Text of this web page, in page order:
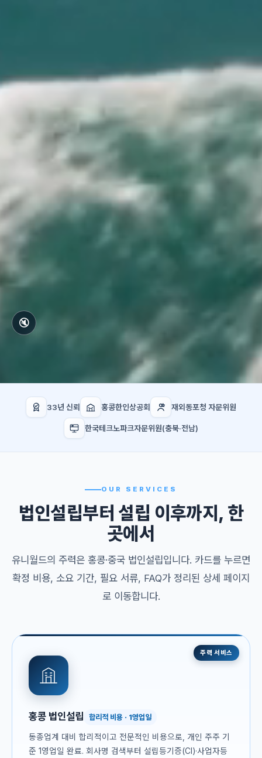
🔇
33년 신뢰 홍콩한인상공회 재외동포청 자문위원
한국테크노파크자문위원(충북·전남)
OUR SERVICES
법인설립부터 설립 이후까지, 한
곳에서
유니월드의 주력은 홍콩·중국 법인설립입니다. 카드를 누르면
확정 비용, 소요 기간, 필요 서류, FAQ가 정리된 상세 페이지
로 이동합니다.
주력 서비스
홍콩 법인설립 합리적 비용 · 1영업일
동종업계 대비 합리적이고 전문적인 비용으로, 개인 주주 기
준 1영업일 완료. 회사명 검색부터 설립등기증(CI)·사업자등